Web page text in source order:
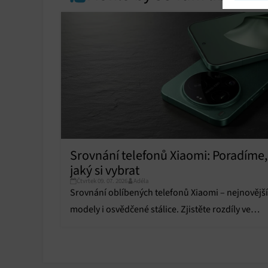
obsahu.
Funkce
Srovnání telefonů Xiaomi: Poradíme,
jaký si vybrat
Čtvrtek 09. 07. 2026 Adéla
Srovnání oblíbených telefonů Xiaomi – nejnovější
modely i osvědčené stálice. Zjistěte rozdíly ve